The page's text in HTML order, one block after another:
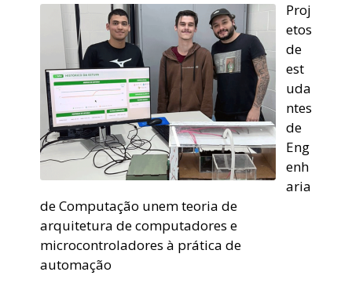
Proj
etos
de
est
uda
ntes
de
Eng
enh
aria
de Computação unem teoria de
arquitetura de computadores e
microcontroladores à prática de
automação